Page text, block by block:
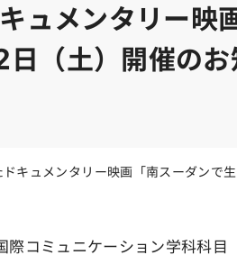
ュメンタリー映
（土）開催のお
ドキュメンタリー映画「南スーダンで
コミュニケーション学科科目